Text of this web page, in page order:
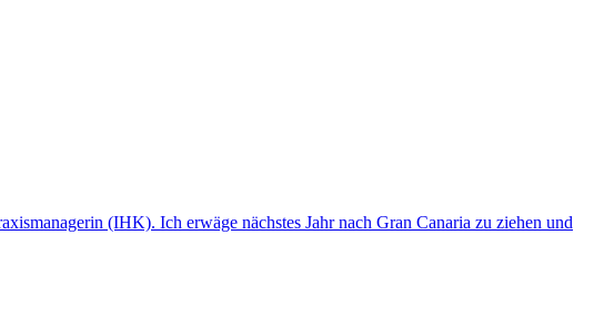
(IHK). Ich erwäge nächstes Jahr nach Gran Canaria zu ziehen und